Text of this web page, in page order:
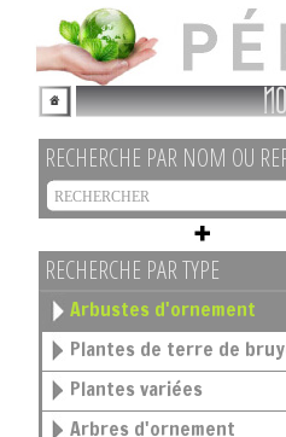
RECHERCHE PAR NOM OU
RECHERCHE PAR TYPE
Arbustes d'ornement
Plantes de terre de
Plantes variées
Arbres d'ornement